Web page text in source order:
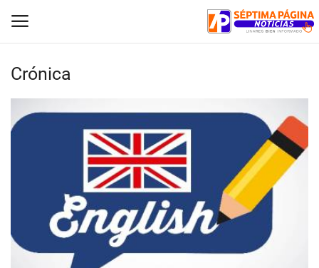
Inicio
Crónica
Tribunales
Deporte
Crónica